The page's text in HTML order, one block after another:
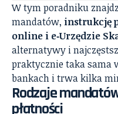
W tym poradniku
mandatów, instrukcję
online i e‑Urzędzie
alternatywy i
praktycznie taka sama
bankach i trwa kilka
Rodzaje
płatności